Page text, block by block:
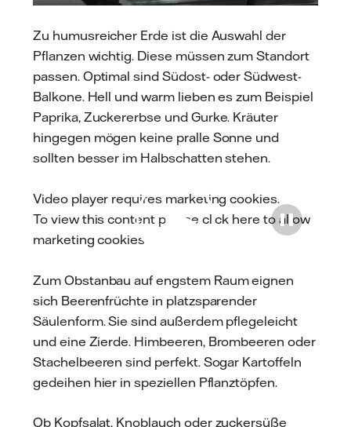
Zu humusreicher Erde ist die Auswahl der
Pflanzen wichtig. Diese müssen zum Standort
passen. Optimal sind Südost- oder Südwest-
Balkone. Hell und warm lieben es zum Beispiel
Paprika, Zuckererbse und Gurke. Kräuter
hingegen mögen keine pralle Sonne und
sollten besser im Halbschatten stehen.
Video player requires marketing cookies.
To view this content please click here to allow
marketing cookies
Play
Zum Obstanbau auf engstem Raum eignen
sich Beerenfrüchte in platzsparender
Säulenform. Sie sind außerdem pflegeleicht
und eine Zierde. Himbeeren, Brombeeren oder
Stachelbeeren sind perfekt. Sogar Kartoffeln
gedeihen hier in speziellen Pflanztöpfen.
Ob Kopfsalat, Knoblauch oder zuckersüße